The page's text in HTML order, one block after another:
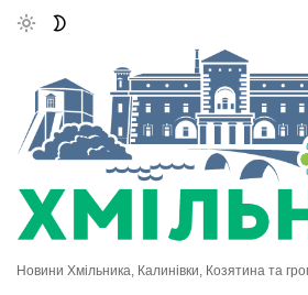
Новини Хмільника, Калинівки, Козятина та